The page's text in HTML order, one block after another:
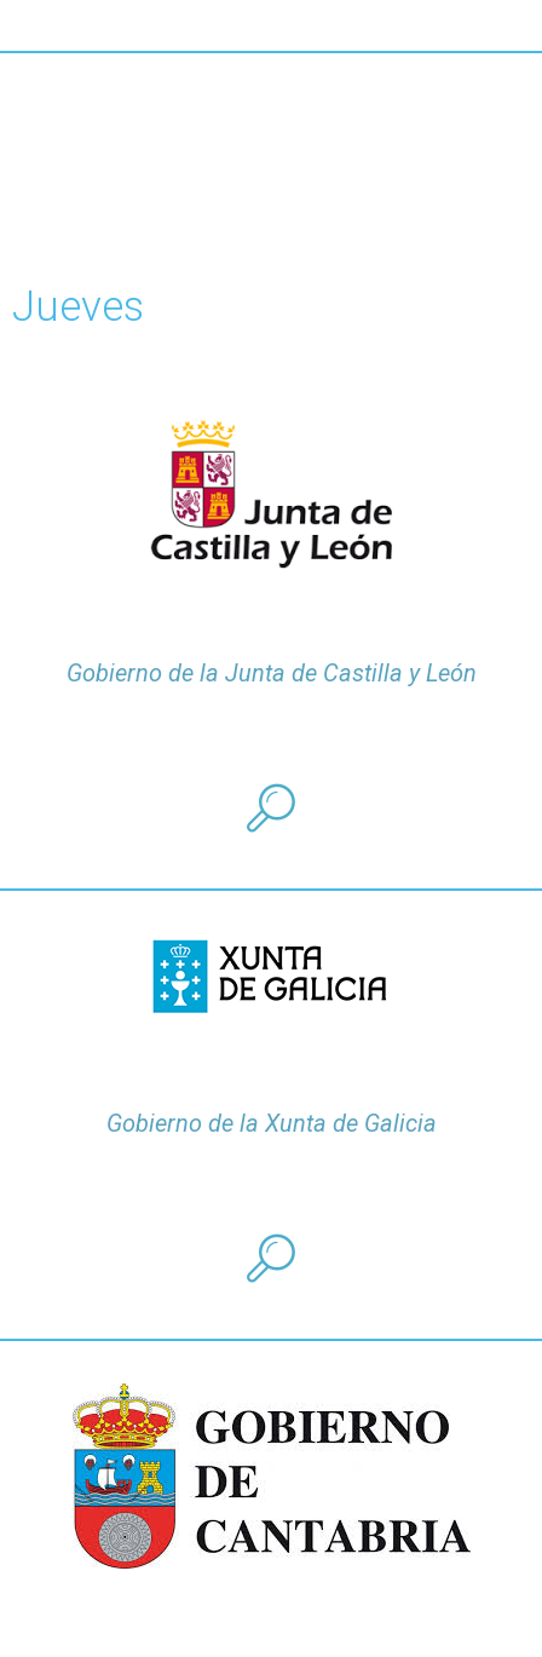
Jueves
Gobierno de la Junta de Castilla y León
Gobierno de la Xunta de Galicia